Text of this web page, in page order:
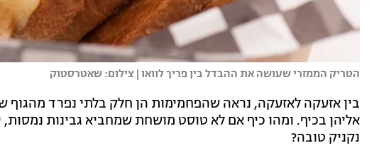
הטריק הממזרי שעושה את ההבדל בין פריך לוואו | צילום: שאטרסטוק
בין אזעקה לאזעקה, נראה שהפחמימות הן חלק בלתי נפרד מהגוף
אליהן בכיף. ומהו כיף אם לא טוסט מושחת שמחביא גבינות נמסות,
נקניק טובה?